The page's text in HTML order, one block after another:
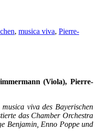
, musica viva, Pierre-
(Viola), Pierre-
viva des Bayerischen
das Chamber Orchestra
Benjamin, Enno Poppe und